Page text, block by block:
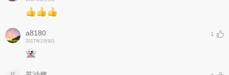
a8180
2017年2月9日
1